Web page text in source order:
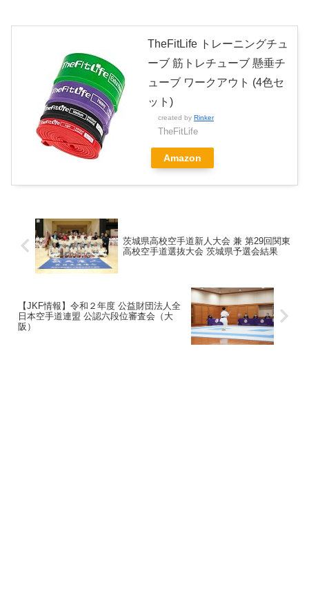
TheFitLife トレーニングチュ
ーブ 筋トレチューブ 懸垂チ
ューブ ワークアウト (4色セ
ット)
created by Rinker
TheFitLife
Amazon
茨城県高校空手道新人大会 兼 第29回関東
高校空手道選抜大会 茨城県予選会結果
【JKF情報】令和２年度 公益財団法人全
日本空手道連盟 公認六段位審査会（大
阪）